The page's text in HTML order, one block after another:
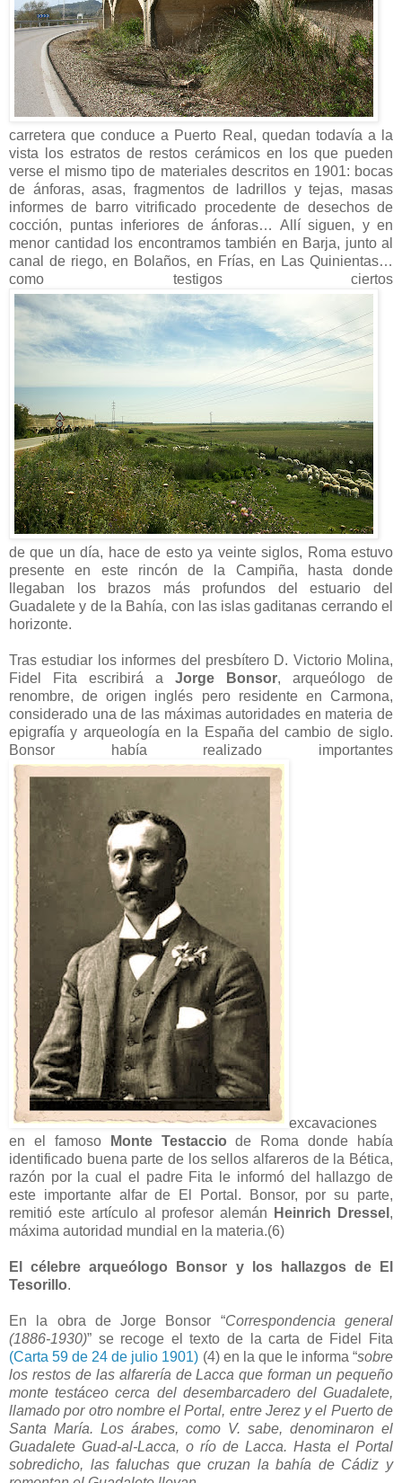
carretera que conduce a Puerto Real, quedan todavía a la
vista los estratos de restos cerámicos en los que pueden
verse el mismo tipo de materiales descritos en 1901: bocas
de ánforas, asas, fragmentos de ladrillos y tejas, masas
informes de barro vitrificado procedente de desechos de
cocción, puntas inferiores de ánforas… Allí siguen, y en
menor cantidad los encontramos también en Barja, junto al
canal de riego, en Bolaños, en Frías, en Las Quinientas…
como testigos ciertos
de que un día, hace de esto ya veinte siglos, Roma estuvo
presente en este rincón de la Campiña, hasta donde
llegaban los brazos más profundos del estuario del
Guadalete y de la Bahía, con las islas gaditanas cerrando el
horizonte.
Tras estudiar los informes del presbítero D. Victorio Molina,
Fidel Fita escribirá a Jorge Bonsor, arqueólogo de
renombre, de origen inglés pero residente en Carmona,
considerado una de las máximas autoridades en materia de
epigrafía y arqueología en la España del cambio de siglo.
Bonsor había realizado importantes
excavaciones
en el famoso
Monte Testaccio de Roma donde había
identificado buena parte de los sellos alfareros de la Bética,
razón por la cual el padre Fita le informó del hallazgo de
este importante alfar de El Portal. Bonsor, por su parte,
remitió este artículo al profesor alemán
Heinrich Dressel ,
máxima autoridad mundial en la materia.(6)
El célebre arqueólogo Bonsor y los hallazgos de El
Tesorillo.
En la obra de Jorge Bonsor “Correspondencia general
(1886-1930)” se recoge el texto de la carta de Fidel Fita
(Carta 59 de 24 de julio 1901) (4) en la que le informa “sobre
los restos de las alfarería de Lacca que forman un pequeño
monte testáceo cerca del desembarcadero del Guadalete,
llamado por otro nombre el Portal, entre Jerez y el Puerto de
Santa María. Los árabes, como V. sabe, denominaron el
Guadalete Guad-al-Lacca, o río de Lacca. Hasta el Portal
sobredicho, las faluchas que cruzan la bahía de Cádiz y